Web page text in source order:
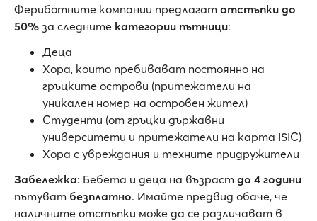
Фериботните компании предлагат отстъпки до
50% за следните категории пътници:
Деца
Хора, които пребивават постоянно на
гръцките острови (притежатели на
уникален номер на островен жител)
Студенти (от гръцки държавни
университети и притежатели на карта ISIC)
Хора с увреждания и техните придружители
Забележка: Бебета и деца на възраст до 4 години
пътуват безплатно. Имайте предвид обаче, че
наличните отстъпки може да се различават в